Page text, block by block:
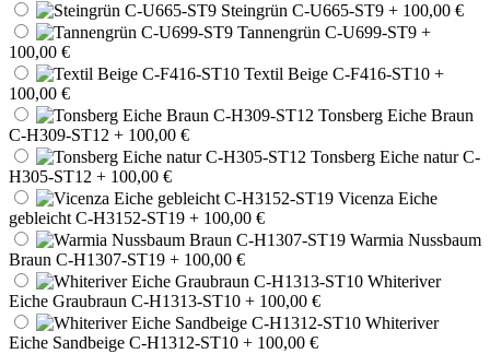
Steingrün C-U665-ST9 + 100,00 €
Tannengrün C-U699-ST9 +
100,00 €
Textil Beige C-F416-ST10 +
100,00 €
Tonsberg Eiche Braun
C-H309-ST12 + 100,00 €
Tonsberg Eiche natur C-
H305-ST12 + 100,00 €
Vicenza Eiche
gebleicht C-H3152-ST19 + 100,00 €
Warmia Nussbaum
Braun C-H1307-ST19 + 100,00 €
Whiteriver
Eiche Graubraun C-H1313-ST10 + 100,00 €
Whiteriver
Eiche Sandbeige C-H1312-ST10 + 100,00 €